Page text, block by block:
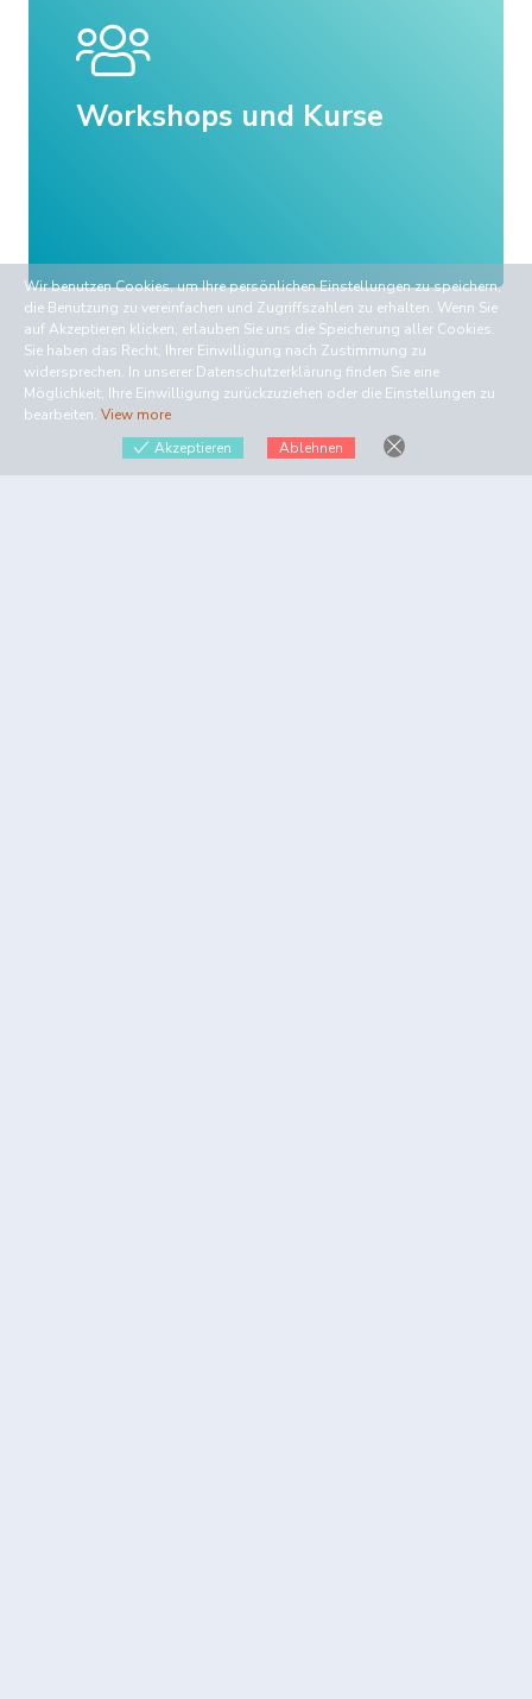
Workshops und Kurse
Wir benutzen Cookies, um Ihre persönlichen Einstellungen zu speichern,
die Benutzung zu vereinfachen und Zugriffszahlen zu erhalten. Wenn Sie
auf Akzeptieren klicken, erlauben Sie uns die Speicherung aller Cookies.
Sie haben das Recht, Ihrer Einwilligung nach Zustimmung zu
widersprechen. In unserer Datenschutzerklärung finden Sie eine
Möglichkeit, Ihre Einwilligung zurückzuziehen oder die Einstellungen zu
bearbeiten. View more
Akzeptieren
Ablehnen